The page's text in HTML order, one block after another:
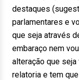
destaques
parlamentares e
que seja através
embaraço nem
alteração que
relatoria e tem